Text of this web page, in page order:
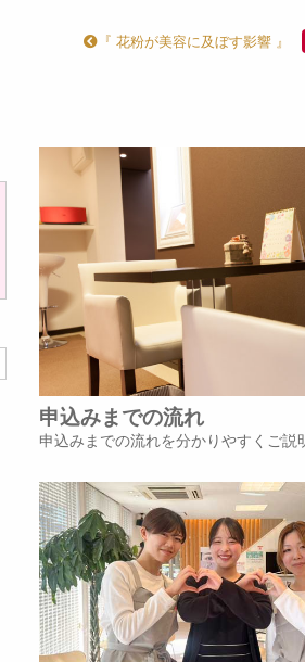
『 花粉が美容に及ぼす影響 』
申込みまでの流れ
申込みまでの流れを分かりやすくご説